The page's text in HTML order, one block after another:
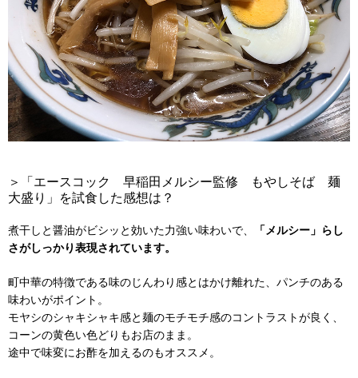
＞「エースコック 早稲田メルシー監修 もやしそば 麺
大盛り」を試食した感想は？
煮干しと醤油がビシッと効いた力強い味わいで、
「メルシー」らし
さがしっかり表現されています。
町中華の特徴である味のじんわり感とはかけ離れた、パンチのある
味わいがポイント。
モヤシのシャキシャキ感と麺のモチモチ感のコントラストが良く、
コーンの黄色い色どりもお店のまま。
途中で味変にお酢を加えるのもオススメ。